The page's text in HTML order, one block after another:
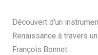
Découvert d'un
Renaissance à travers
François Bonnet.